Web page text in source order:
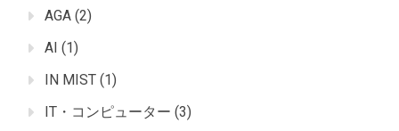
AGA (2)
AI (1)
IN MIST (1)
IT・コンピューター (3)